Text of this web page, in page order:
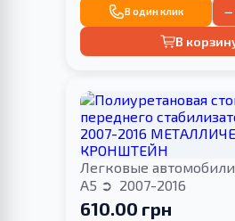
В один клик −
В
Легковые автомобили
A5
2007-2016
610.00 грн